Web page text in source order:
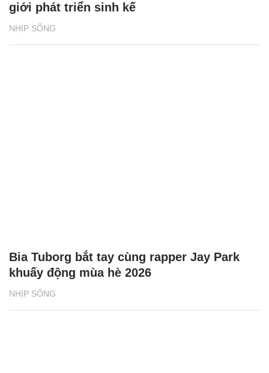
NHỊP SỐNG
giới phát triển sinh kế
NHỊP SỐNG
Bia Tuborg bắt tay cùng rapper Jay Park
khuấy động mùa hè 2026